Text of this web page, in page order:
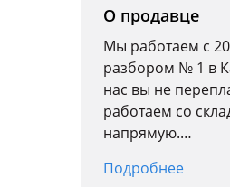
О продавце
Мы работаем с
разбором № 1 в
нас вы не
работаем со
напрямую.
премиум
Подробнее